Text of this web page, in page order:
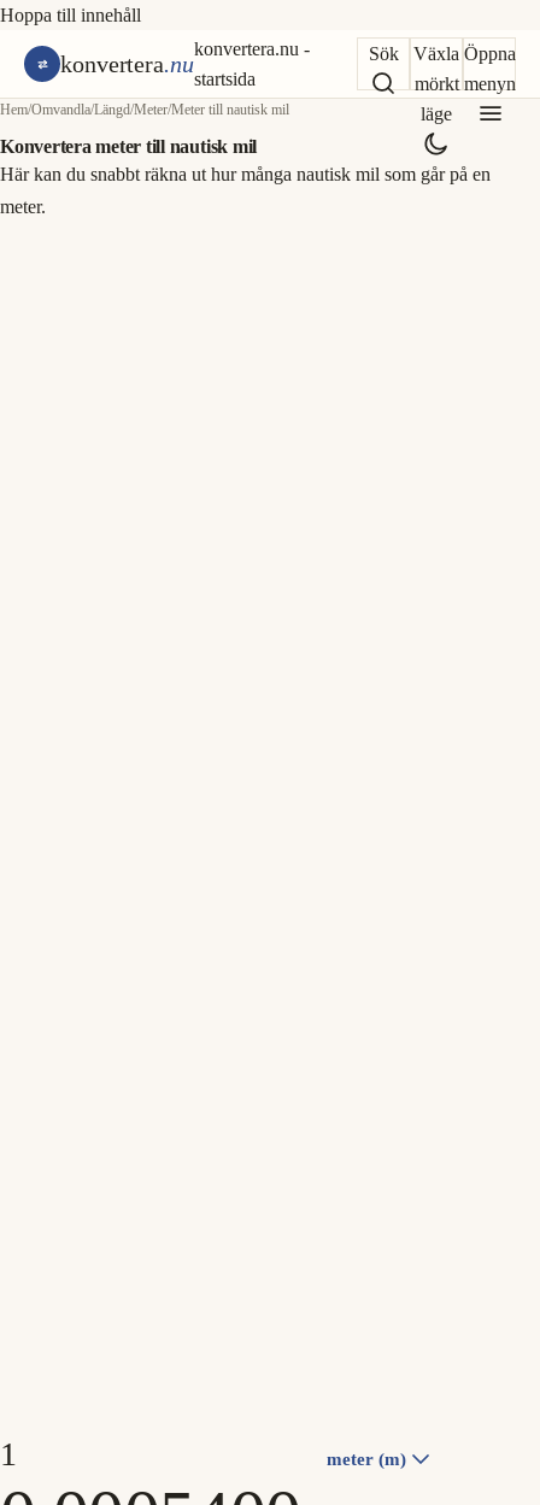
Hoppa till innehåll
konvertera.nu
konvertera.nu -
startsida
Sök
Växla
mörkt
läge
Öppna
menyn
Hem/Omvandla/Längd/Meter/Meter till nautisk mil
Konvertera meter till nautisk mil
Här kan du snabbt räkna ut hur många nautisk mil som går på en
meter.
meter (m)